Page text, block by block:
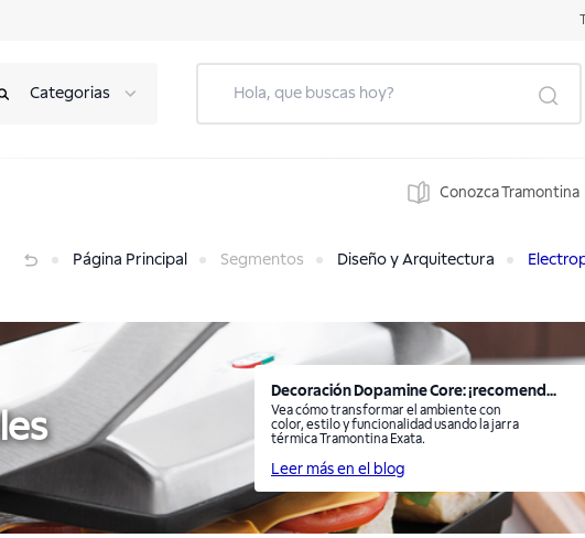
Categorias
Conozca Tramontina
Página Principal Segmentos Diseño y Arquitectura
Decoración Dopamine Core: ¡recomend...
Vea cómo transformar el ambiente con
color, estilo y funcionalidad usando la jarra
térmica Tramontina Exata.
Leer más en el blog